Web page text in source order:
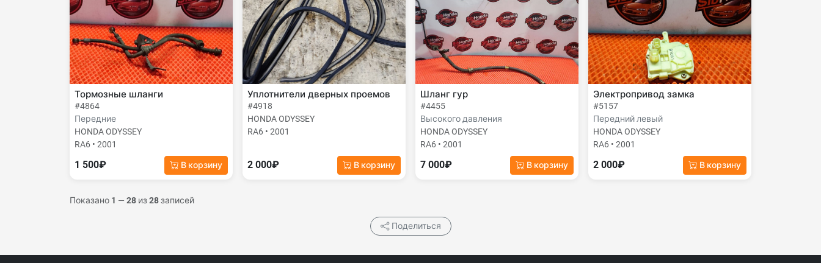
Тормозные шланги
#4864
Передние
HONDA ODYSSEY
RA6 • 2001
1 500₽ В корзину
Уплотнители дверных проемов
#4918
HONDA ODYSSEY
RA6 • 2001
2 000₽ В корзину
Шланг гур
#4455
Высокого давления
HONDA ODYSSEY
RA6 • 2001
7 000₽ В корзину
Электропривод замка
#5157
Передний левый
HONDA ODYSSEY
RA6 • 2001
2 000₽ В корзину
Показано 1 — 28 из28записей
Поделиться